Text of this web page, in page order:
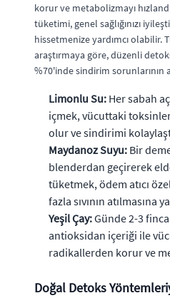
korur ve metabolizmayı
tüketimi, genel sağlığınızı
hissetmenize yardımcı olabilir.
araştırmaya göre, düzenli
%70'inde sindirim sorunlarının
Limonlu Su: Her sabah
içmek, vücuttaki
olur ve sindirimi
Maydanoz Suyu: Bir
blenderdan geçirerek
tüketmek, ödem atıcı
fazla sıvının atılmasına
Yeşil Çay:Günde 2-3
antioksidan içeriği ile
radikallerden korur ve
Doğal Detoks